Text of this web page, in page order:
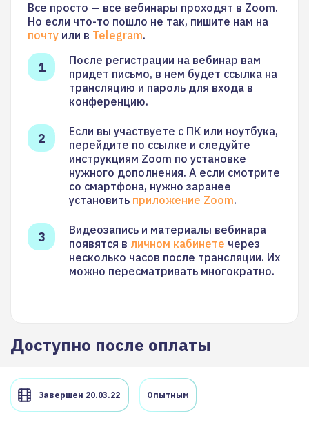
Все просто — все вебинары проходят в Zoom.
Но если что-то пошло не так, пишите нам на
почту или в Telegram.
После регистрации на вебинар вам
придет письмо, в нем будет ссылка на
трансляцию и пароль для входа в
конференцию.
Если вы участвуете с ПК или ноутбука,
перейдите по ссылке и следуйте
инструкциям Zoom по установке
нужного дополнения. А если смотрите
со смартфона, нужно заранее
установить приложение Zoom.
Видеозапись и материалы вебинара
появятся в личном кабинете через
несколько часов после трансляции. Их
можно пересматривать многократно.
Доступно после оплаты
Завершен 20.03.22 Опытным